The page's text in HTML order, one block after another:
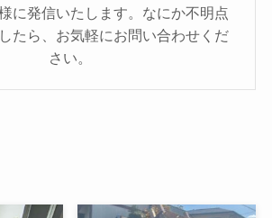
に発信いたします。なにか不明点
たら、お気軽にお問い合わせくだ
さい。